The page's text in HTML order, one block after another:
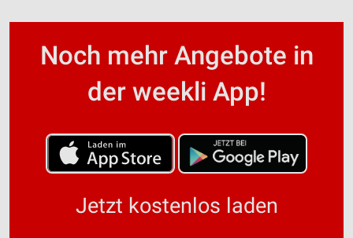
Noch mehr Angebote in
der weekli App!
Jetzt kostenlos laden